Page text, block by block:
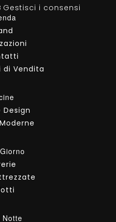
Gestisci i consensi
di Vendita
Design
Notte